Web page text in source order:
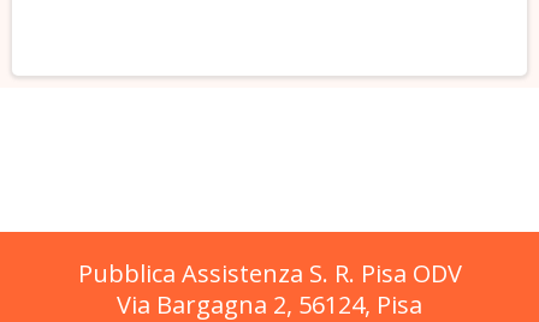
Pubblica Assistenza S. R. Pisa ODV
Via Bargagna 2, 56124, Pisa